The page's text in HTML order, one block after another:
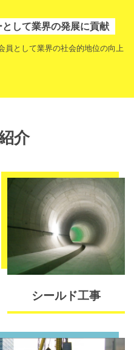
して業界の発展に貢献
員として業界の社会的地位の向上
介
シールド工事